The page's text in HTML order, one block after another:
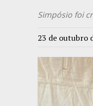
Simpósio foi
23 de outubro